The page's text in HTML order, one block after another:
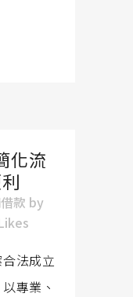
化流
款 by
法成立
專業、